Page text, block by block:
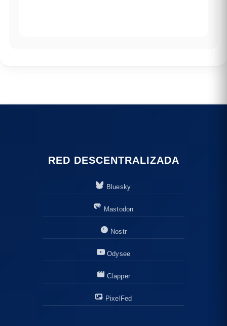
RED DESCENTRALIZADA
Bluesky
Mastodon
Nostr
Odysee
Clapper
PixelFed